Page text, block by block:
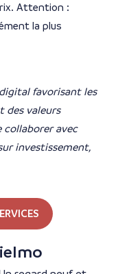
Attention :
la plus
favorisant les
des valeurs
collaborer avec
investissement,